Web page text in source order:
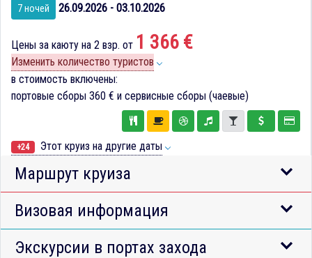
7 ночей 26.09.2026 - 03.10.2026
Цены за каюту на 2 взр. от 1 366 €
Изменить количество туристов
в стоимость включены:
портовые сборы 360 € и сервисные сборы (чаевые)
+24 Этот круиз на другие даты
Маршрут круиза
Визовая информация
Экскурсии в портах захода